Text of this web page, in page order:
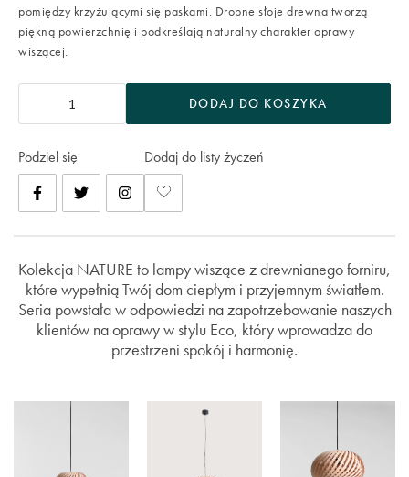
pomiędzy krzyżującymi się paskami. Drobne słoje drewna tworzą
piękną powierzchnię i podkreślają naturalny charakter oprawy
wiszącej.
DODAJ DO KOSZYKA
Podziel się Dodaj do listy życzeń
Kolekcja NATURE to lampy wiszące z drewnianego forniru,
które wypełnią Twój dom ciepłym i przyjemnym światłem.
Seria powstała w odpowiedzi na zapotrzebowanie naszych
klientów na oprawy w stylu Eco, który wprowadza do
przestrzeni spokój i harmonię.